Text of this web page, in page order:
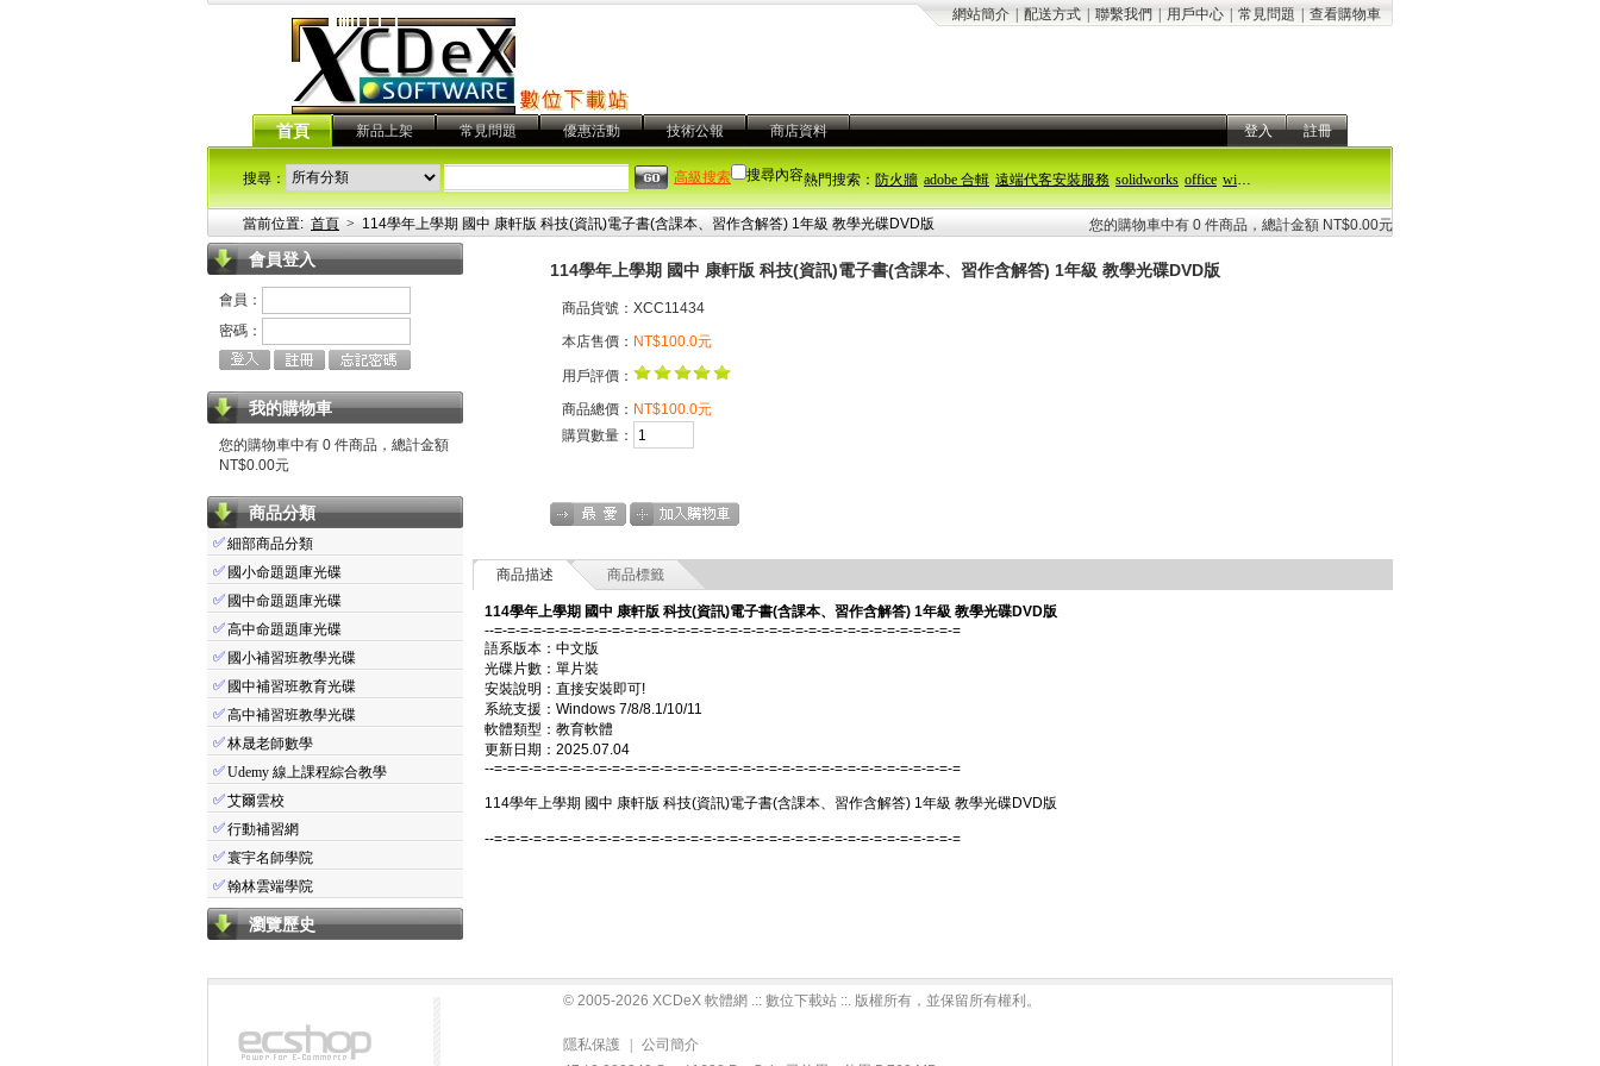
網站簡介 配送方式 聯繫我們 用戶中心 常見問題 查看購物車
首頁 新品上架 常見問題 優惠活動 技術公報 商店資料 登入 註冊
熱門搜索：防火牆 adobe 合輯 遠端代客安裝服務 solidworks office windows 11
搜尋： 搜尋內容
高級搜索
當前位置: 首頁 > 114學年上學期 國中 康軒版 科技(資訊)電子書(含課本、習作含解答) 1年級 教學光碟DVD版 您的購物車中有 0 件商品，總計金額 NT$0.00元
會員登入
會員：
密碼：
我的購物車
您的購物車中有 0 件商品，總計金額
NT$0.00元
商品分類
✅細部商品分類
✅ 國小命題題庫光碟
✅ 國中命題題庫光碟
✅高中命題題庫光碟
✅ 國小補習班教學光碟
✅ 國中補習班教育光碟
✅高中補習班教學光碟
✅林晟老師數學
✅Udemy 線上課程綜合教學
✅艾爾雲校
✅行動補習網
✅寰宇名師學院
✅翰林雲端學院
瀏覽歷史
114學年上學期 國中 康軒版 科技(資訊)電子書(含課本、習作含解答) 1年級 教學光碟DVD版
商品貨號：XCC11434
本店售價： NT$100.0元
用戶評價：
商品總價： NT$100.0元
購買數量：
商品描述 商品標籤
114學年上學期 國中 康軒版 科技(資訊)電子書(含課本、習作含解答) 1年級 教學光碟DVD版
--=-=-=-=-=-=-=-=-=-=-=-=-=-=-=-=-=-=-=-=-=-=-=-=-=-=-=-=-=-=-=-=-=-=-=-=
語系版本：中文版
光碟片數：單片裝
安裝說明：直接安裝即可!
系統支援：Windows 7/8/8.1/10/11
軟體類型：教育軟體
更新日期：2025.07.04
--=-=-=-=-=-=-=-=-=-=-=-=-=-=-=-=-=-=-=-=-=-=-=-=-=-=-=-=-=-=-=-=-=-=-=-=
114學年上學期 國中 康軒版 科技(資訊)電子書(含課本、習作含解答) 1年級 教學光碟DVD版
--=-=-=-=-=-=-=-=-=-=-=-=-=-=-=-=-=-=-=-=-=-=-=-=-=-=-=-=-=-=-=-=-=-=-=-=
© 2005-2026 XCDeX 軟體網 .:: 數位下載站 ::. 版權所有，並保留所有權利。
隱私保護
公司簡介